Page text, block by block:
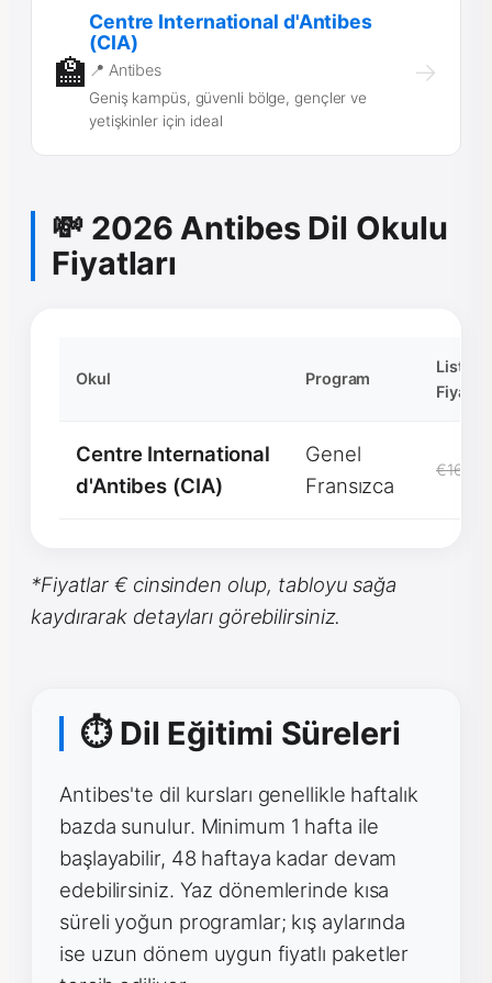
🏫
Centre International d'Antibes
(CIA)
📍 Antibes
Geniş kampüs, güvenli bölge, gençler ve
yetişkinler için ideal
→
💸 2026 Antibes Dil Okulu
Fiyatları
Okul Program
Liste
Fiyatı
Centre International
d'Antibes (CIA)
Genel
Fransızca
€1600
*Fiyatlar € cinsinden olup, tabloyu sağa
kaydırarak detayları görebilirsiniz.
⏱ Dil Eğitimi Süreleri
Antibes'te dil kursları genellikle haftalık
bazda sunulur. Minimum 1 hafta ile
başlayabilir, 48 haftaya kadar devam
edebilirsiniz. Yaz dönemlerinde kısa
süreli yoğun programlar; kış aylarında
ise uzun dönem uygun fiyatlı paketler